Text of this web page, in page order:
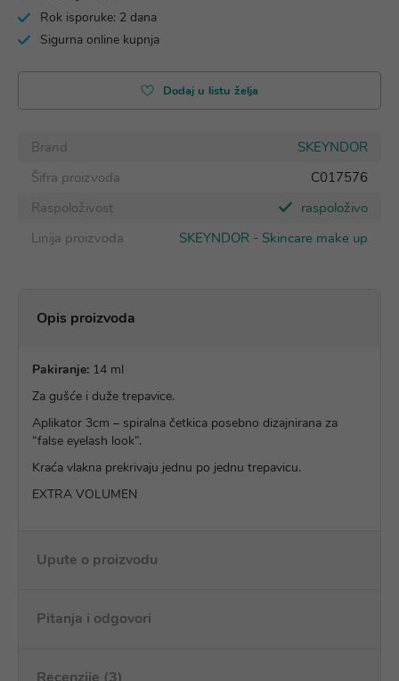
Rok isporuke: 2 dana
Sigurna online kupnja
Dodaj u listu želja
Brand
SKEYNDOR
Šifra proizvoda
C017576
Raspoloživost
raspoloživo
Linija proizvoda
SKEYNDOR - Skincare make up
Opis proizvoda
Pakiranje: 14 ml
Za gušće i duže trepavice.
Aplikator 3cm – spiralna četkica posebno dizajnirana za
“false eyelash look”.
Kraća vlakna prekrivaju jednu po jednu trepavicu.
EXTRA VOLUMEN
Upute o proizvodu
Pitanja i odgovori